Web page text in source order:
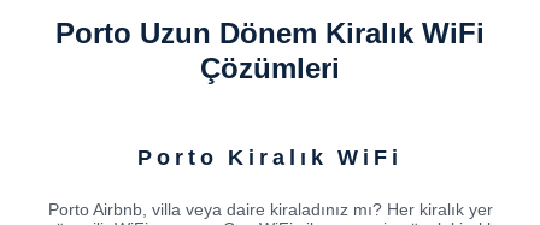
Porto Uzun Dönem Kiralık WiFi
Çözümleri
Porto Kiralık WiFi
Porto Airbnb, villa veya daire kiraladınız mı? Her kiralık yer